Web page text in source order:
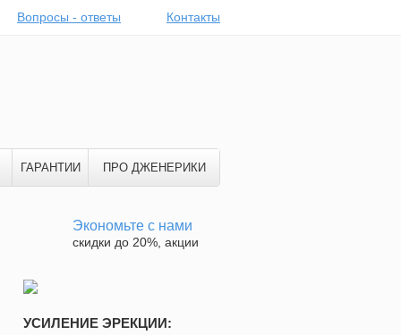
Вопросы - ответы Контакты
ГАРАНТИИ ПРО ДЖЕНЕРИКИ
Экономьте с нами
скидки до 20%, акции
УСИЛЕНИЕ ЭРЕКЦИИ: